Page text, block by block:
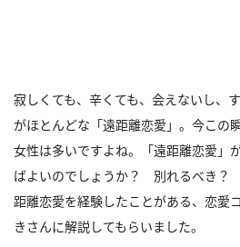
寂しくても、辛くても、会えないし、
がほとんどな「遠距離恋愛」。今この
女性は多いですよね。「遠距離恋愛」
ばよいのでしょうか？ 別れるべき
距離恋愛を経験したことがある、恋愛
きさんに解説してもらいました。